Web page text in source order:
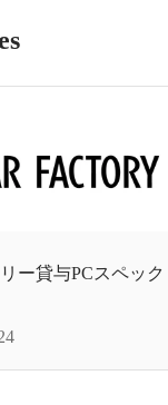
ー貸与PCスペック